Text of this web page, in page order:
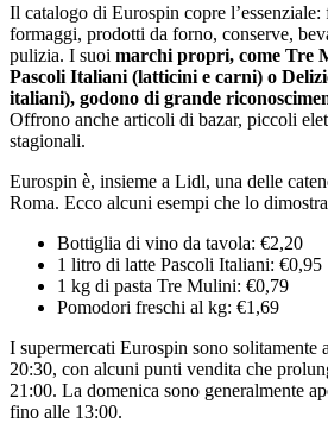
Il catalogo di Eurospin copre l’essenziale:
formaggi, prodotti da forno, conserve,
pulizia. I suoi marchi propri, come Tre
Pascoli Italiani (latticini e carni) o
italiani), godono di grande
Offrono anche articoli di bazar, piccoli
stagionali.
Eurospin è, insieme a Lidl, una delle
Roma. Ecco alcuni esempi che lo
Bottiglia di vino da tavola: €2,20
1 litro di latte Pascoli Italiani: €0,95
1 kg di pasta Tre Mulini: €0,79
Pomodori freschi al kg: €1,69
I supermercati Eurospin sono solitamente
20:30, con alcuni punti vendita che
21:00. La domenica sono generalmente
fino alle 13:00.